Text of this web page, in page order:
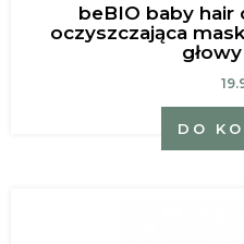
beBIO baby hair
oczyszczająca
DO